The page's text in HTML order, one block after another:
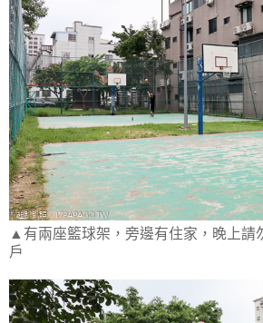
▲有兩座籃球架，旁邊有住家，晚上請
戶